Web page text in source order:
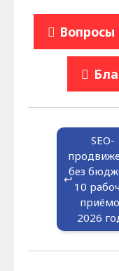
Вопросы
SEO-
без
10
2026